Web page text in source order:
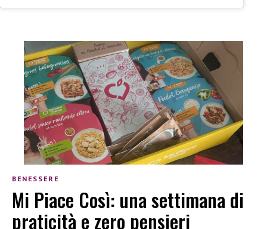
BENESSERE
Mi Piace Così: una settimana di
praticità e zero pensieri